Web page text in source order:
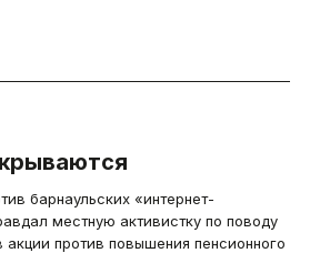
барнаульских «интернет-
местную активистку по поводу
против повышения пенсионного